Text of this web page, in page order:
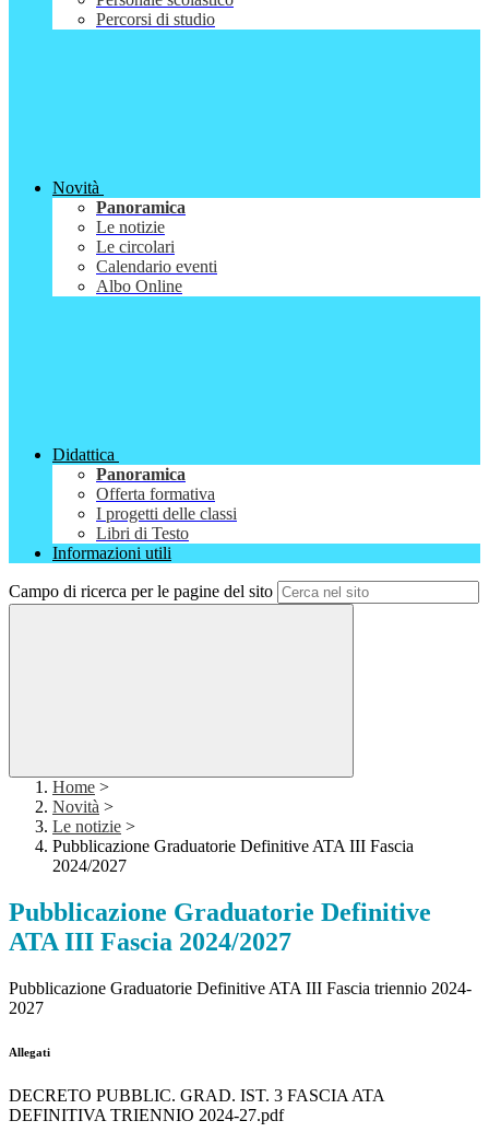
Percorsi di studio
Novità
Panoramica
Le notizie
Le circolari
Calendario eventi
Albo Online
Didattica
Panoramica
Offerta formativa
I progetti delle classi
Libri di Testo
Informazioni utili
Campo di ricerca per le pagine del sito
Home >
Novità >
Le notizie >
Pubblicazione Graduatorie Definitive ATA III Fascia
2024/2027
Pubblicazione Graduatorie Definitive
ATA III Fascia 2024/2027
Pubblicazione Graduatorie Definitive ATA III Fascia triennio 2024-
2027
Allegati
DECRETO PUBBLIC. GRAD. IST. 3 FASCIA ATA
DEFINITIVA TRIENNIO 2024-27.pdf